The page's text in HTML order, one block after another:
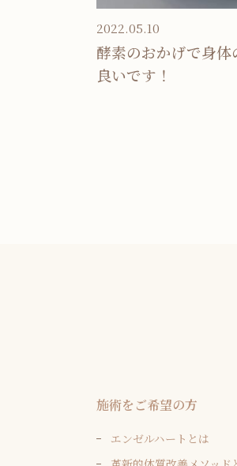
2022.05.10
酵素のおかげで身
良いです！
施術をご希望の方
エンゼルハートとは